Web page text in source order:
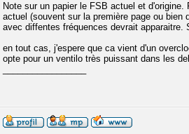
Note sur un papier le FSB actuel et
actuel (souvent sur la première page ou
avec diffentes fréquences devrait
en tout cas, j'espere que ca vient d'un
opte pour un ventilo très puissant dans les